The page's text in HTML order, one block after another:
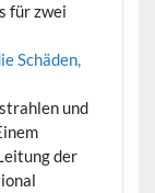
für zwei
Schäden,
und
der